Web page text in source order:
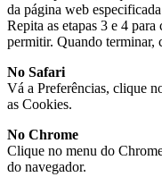
da página web
Repita as etapas 3 e 4
permitir. Quando terminar,
No Safari
Vá a Preferências, clique
as Cookies.
No Chrome
Clique no menu do
do navegador.